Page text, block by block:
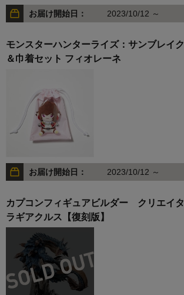
お届け開始日： 2023/10/12 ～
モンスターハンターライズ：サンブレイ
＆巾着セット フィオレーネ
お届け開始日： 2023/10/12 ～
カプコンフィギュアビルダー クリエイ
ラギアクルス【復刻版】